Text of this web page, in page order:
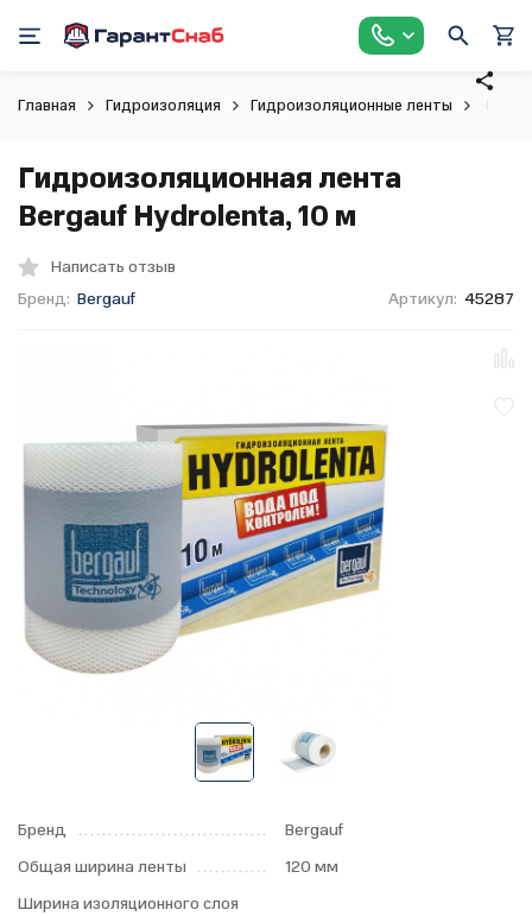
Главная Гидроизоляция Гидроизоляционные ленты
Гидроизоляционная лента
Bergauf Hydrolenta, 10 м
Написать отзыв
Бренд: Bergauf Артикул: 45287
Бренд
Bergauf
Общая ширина ленты
120 мм
Ширина изоляционного слоя